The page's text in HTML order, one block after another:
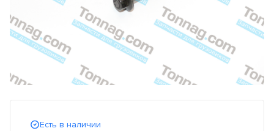
Есть в наличии